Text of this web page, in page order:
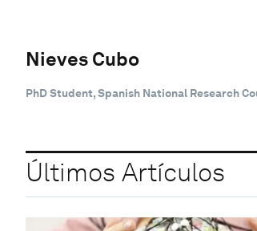
Nieves Cubo
PhD Student, Spanish National Research
Últimos Artículos